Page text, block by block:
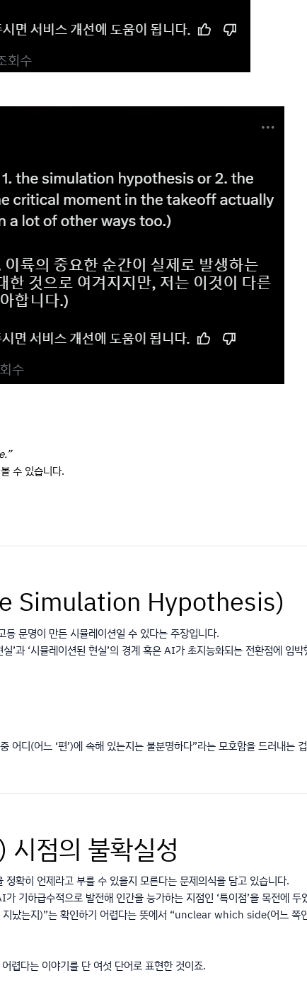
수 있습니다.
Simulation Hypothesis)
문명이 만든 시뮬레이션일 수 있다는 주장입니다.
과 ‘시뮬레이션된 현실’의 경계 혹은 AI가 초지능화되는 전환점에 임
어디(어느 ‘편’)에 속해 있는지는 불분명하다”라는 모호함을 드러내는
점의 불확실성
정확히 언제라고 부를 수 있을지 모른다는 문제의식을 담고 있습니다.
하급수적으로 발전해 인간을 능가하는 지점인 ‘특이점’을 목전에 두
지났는지)”는 확인하기 어렵다는 뜻에서 “unclear which side(어느 쪽
렵다는 이야기를 단 여섯 단어로 표현한 것이죠.